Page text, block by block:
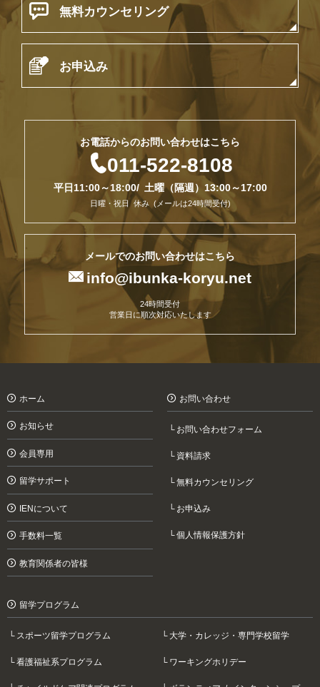
 無料カウンセリング
 お申込み
お電話からのお問い合わせはこちら
011-522-8108
平日11:00～18:00/ 土曜（隔週）13:00～17:00
日曜・祝日 休み (メールは24時間受付)
メールでのお問い合わせはこちら
 info@ibunka-koryu.net
24時間受付
営業日に順次対応いたします
ホーム
お知らせ
会員専用
留学サポート
IENについて
手数料一覧
教育関係者の皆様
お問い合わせ
お問い合わせフォーム
資料請求
無料カウンセリング
お申込み
個人情報保護方針
留学プログラム
スポーツ留学プログラム
看護福祉系プログラム
大学・カレッジ・専門学校留学
ワーキングホリデー